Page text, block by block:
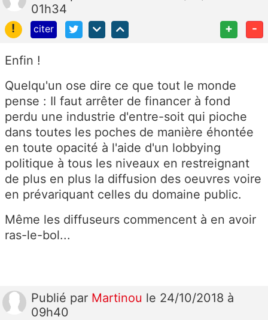
01h34
!
citer + -
Enfin !
Quelqu'un ose dire ce que tout le monde
pense : Il faut arrêter de financer à fond
perdu une industrie d'entre-soit qui pioche
dans toutes les poches de manière éhontée
en toute opacité à l'aide d'un lobbying
politique à tous les niveaux en restreignant
de plus en plus la diffusion des oeuvres voire
en prévariquant celles du domaine public.
Même les diffuseurs commencent à en avoir
ras-le-bol...
Publié par Martinou le 24/10/2018 à
09h40